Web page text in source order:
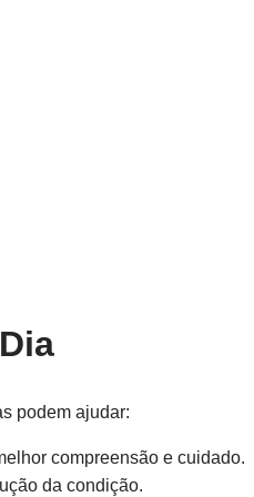
podem ajudar:
compreensão e cuidado.
da condição.